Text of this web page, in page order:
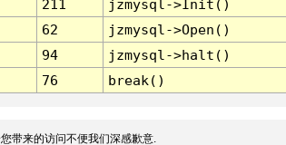
211
jzmysql->Init()
62
jzmysql->Open()
94
jzmysql->halt()
76 break()
带来的访问不便我们深感歉意.